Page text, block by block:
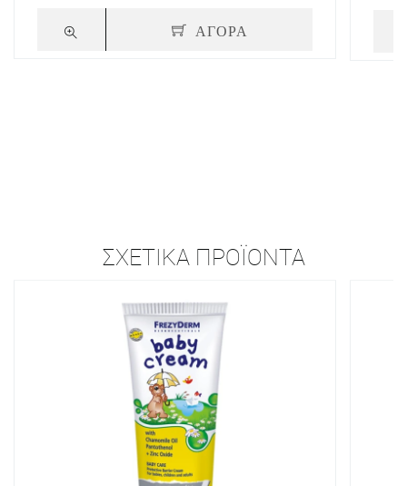
ΑΓΟΡΑ
ΣΧΕΤΙΚΆ ΠΡΟΪΌΝΤΑ